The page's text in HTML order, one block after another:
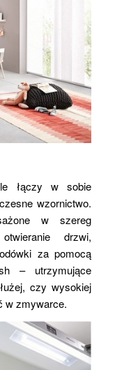
łączy w sobie
wzornictwo.
w szereg
drzwi,
za pomocą
– utrzymujące
czy wysokiej
w zmywarce.